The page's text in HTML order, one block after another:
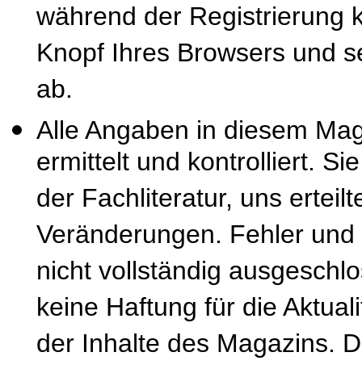
während der Registrierung
Knopf Ihres Browsers und
ab.
Alle Angaben in diesem
ermittelt und kontrolliert.
der Fachliteratur, uns
Veränderungen. Fehler
nicht vollständig
keine Haftung für die
der Inhalte des Magazins.